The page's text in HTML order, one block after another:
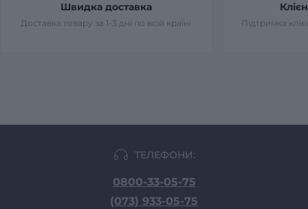
Швидка доставка
Доставка товару за 1-3 дні по всій країні Підтримка
ТЕЛЕФОНИ:
0800-33-05-75
(073) 933-05-75